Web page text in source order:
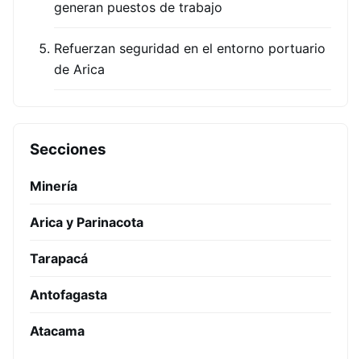
generan puestos de trabajo
Refuerzan seguridad en el entorno portuario
de Arica
Secciones
Minería
Arica y Parinacota
Tarapacá
Antofagasta
Atacama